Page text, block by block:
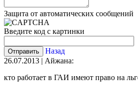
Защита от автоматических сообщений
Введите код с картинки
Назад
26.07.2013 | Айжана:
кто работает в ГАИ имеют право на